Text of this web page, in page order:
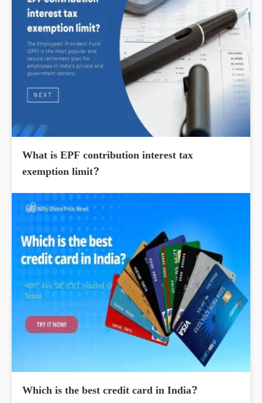
What is EPF contribution interest tax
exemption limit?
Which is the best credit card in India?